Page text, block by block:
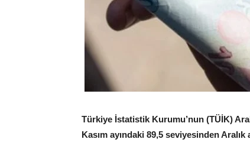
Türkiye İstatistik Kurumu’nun (TÜİK)
Kasım ayındaki 89,5 seviyesinden